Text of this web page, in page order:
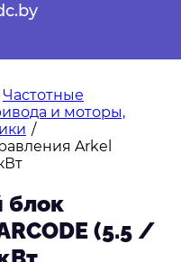
Частотные
и моторы,
/
Arkel
блок
(5.5 /